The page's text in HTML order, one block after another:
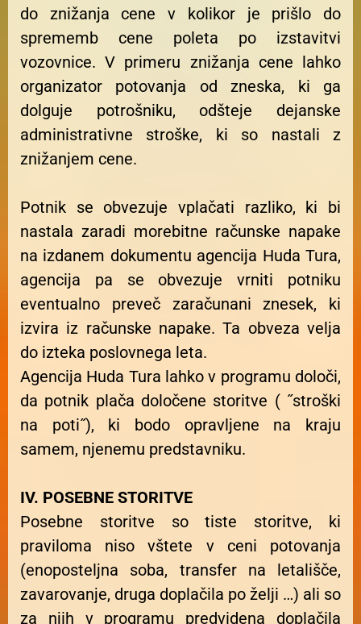
do znižanja cene v kolikor je prišlo do
sprememb cene poleta po izstavitvi
vozovnice. V primeru znižanja cene lahko
organizator potovanja od zneska, ki ga
dolguje potrošniku, odšteje dejanske
administrativne stroške, ki so nastali z
znižanjem cene.
Potnik se obvezuje vplačati razliko, ki bi
nastala zaradi morebitne računske napake
na izdanem dokumentu agencija Huda Tura,
agencija pa se obvezuje vrniti potniku
eventualno preveč zaračunani znesek, ki
izvira iz računske napake. Ta obveza velja
do izteka poslovnega leta.
Agencija Huda Tura lahko v programu določi,
da potnik plača določene storitve ( ˝stroški
na poti˝), ki bodo opravljene na kraju
samem, njenemu predstavniku.
IV. POSEBNE STORITVE
Posebne storitve so tiste storitve, ki
praviloma niso vštete v ceni potovanja
(enoposteljna soba, transfer na letališče,
zavarovanje, druga doplačila po želji …) ali so
za njih v programu predvidena doplačila